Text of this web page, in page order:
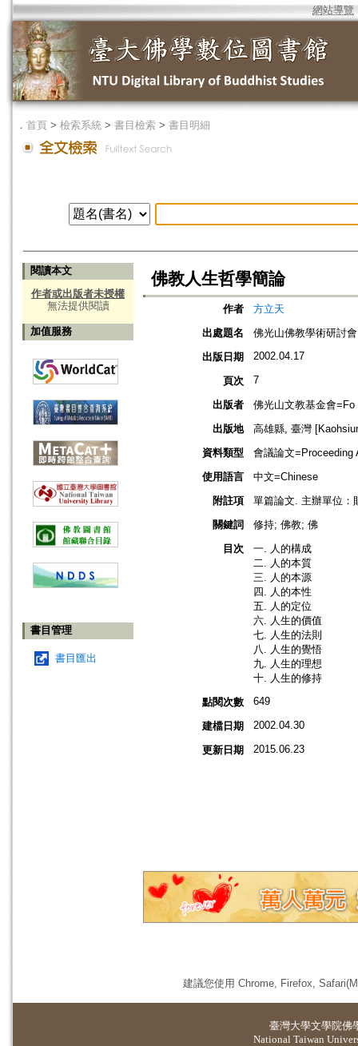
網站導覽
． 首頁 > 檢索系統 > 書目檢索 > 書目明細
閱讀本文
作者或出版者未授權
無法提供閱讀
加值服務
書目管理
書目匯出
佛教人生哲學簡論
作者
方立天
出處題名
佛光山佛教學術研討
出版日期
2002.04.17
頁次 7
出版者
佛光山文教基金會
出版地
高雄縣, 臺灣
資料類型
會議論文=Proceeding
使用語言
中文=Chinese
附註項
單篇論文. 主辦單位：
關鍵詞
修持; 佛教; 佛
目次
一. 人的構成
二. 人的本質
三. 人的本源
四. 人的本性
五. 人的定位
六. 人生的價值
七. 人生的法則
八. 人生的覺悟
九. 人生的理想
十. 人生的修持
點閱次數
649
建檔日期 2002.04.30
更新日期 2015.06.23
建議您使用 Chrome, Firefox,
臺灣大學文學院佛
National Taiwan